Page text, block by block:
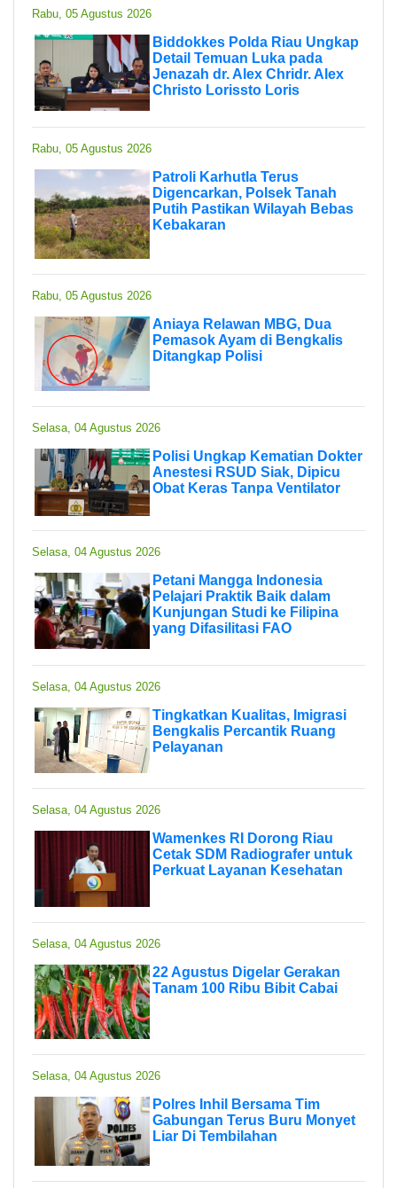
Rabu, 05 Agustus 2026
Biddokkes Polda Riau Ungkap
Detail Temuan Luka pada
Jenazah dr. Alex Chridr. Alex
Christo Lorissto Loris
Rabu, 05 Agustus 2026
Patroli Karhutla Terus
Digencarkan, Polsek Tanah
Putih Pastikan Wilayah Bebas
Kebakaran
Rabu, 05 Agustus 2026
Aniaya Relawan MBG, Dua
Pemasok Ayam di Bengkalis
Ditangkap Polisi
Selasa, 04 Agustus 2026
Polisi Ungkap Kematian Dokter
Anestesi RSUD Siak, Dipicu
Obat Keras Tanpa Ventilator
Selasa, 04 Agustus 2026
Petani Mangga Indonesia
Pelajari Praktik Baik dalam
Kunjungan Studi ke Filipina
yang Difasilitasi FAO
Selasa, 04 Agustus 2026
Tingkatkan Kualitas, Imigrasi
Bengkalis Percantik Ruang
Pelayanan
Selasa, 04 Agustus 2026
Wamenkes RI Dorong Riau
Cetak SDM Radiografer untuk
Perkuat Layanan Kesehatan
Selasa, 04 Agustus 2026
22 Agustus Digelar Gerakan
Tanam 100 Ribu Bibit Cabai
Selasa, 04 Agustus 2026
Polres Inhil Bersama Tim
Gabungan Terus Buru Monyet
Liar Di Tembilahan